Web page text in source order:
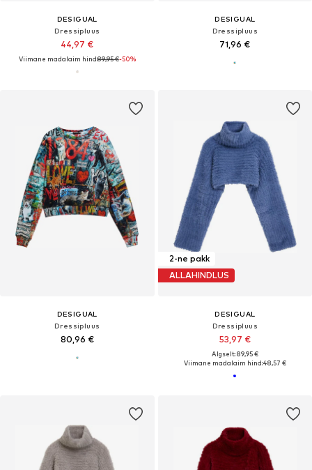
DESIGUAL
Dressipluus
44,97 €
Viimane madalaim hind:89,95 €-50%
DESIGUAL
Dressipluus
71,96 €
DESIGUAL
Dressipluus
80,96 €
2-ne pakk
ALLAHINDLUS
DESIGUAL
Dressipluus
53,97 €
Algselt: 89,95 €
Viimane madalaim hind:48,57 €